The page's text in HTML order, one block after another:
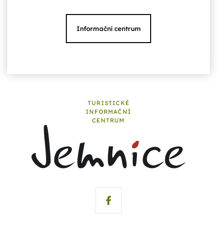
Informační centrum
TURISTICKÉ
INFORMAČNÍ
CENTRUM